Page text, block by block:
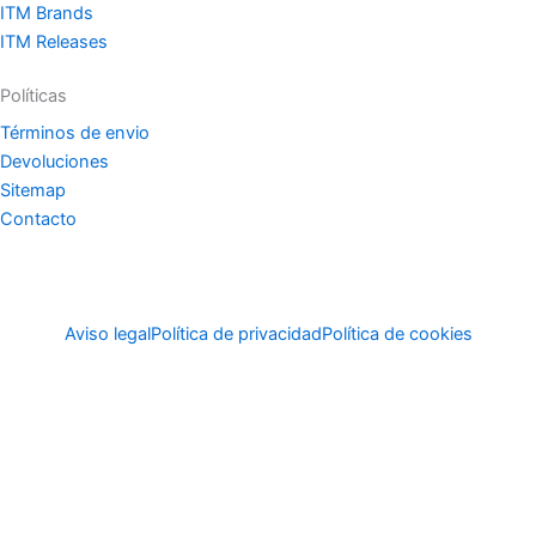
ITM Brands
ITM Releases
Políticas
Términos de envio
Devoluciones
Sitemap
Contacto
Aviso legalPolítica de privacidadPolítica de cookies